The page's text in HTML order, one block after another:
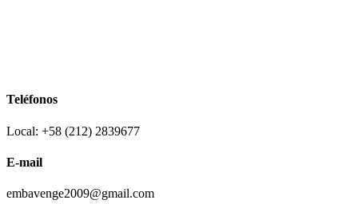
Teléfonos
Local: +58 (212) 2839677
E-mail
embavenge2009@gmail.com